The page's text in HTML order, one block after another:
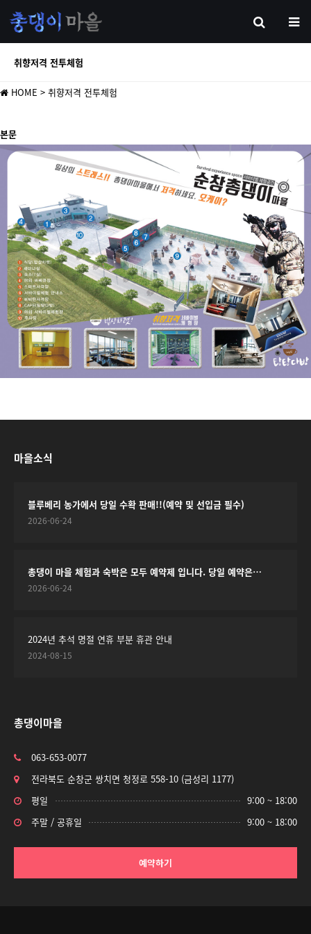
취향저격 전투체험
HOME > 취향저격 전투체험
본문
마을소식
블루베리 농가에서 당일 수확 판매!!(예약 및 선입금 필수)
2026-06-24
총댕이 마을 체험과 숙박은 모두 예약제 입니다. 당일 예약은…
2026-06-24
2024년 추석 명절 연휴 부분 휴관 안내
2024-08-15
총댕이마을
063-653-0077
전라북도 순창군 쌍치면 청정로 558-10 (금성리 1177)
평일
9:00 ~ 18:00
주말 / 공휴일
9:00 ~ 18:00
예약하기